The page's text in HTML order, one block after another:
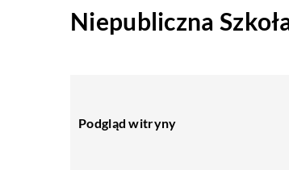
Niepubliczna
Podgląd witryny